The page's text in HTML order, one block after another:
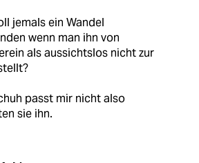
jemals ein Wandel
wenn man ihn von
als aussichtslos nicht zur
passt mir nicht also
sie ihn.